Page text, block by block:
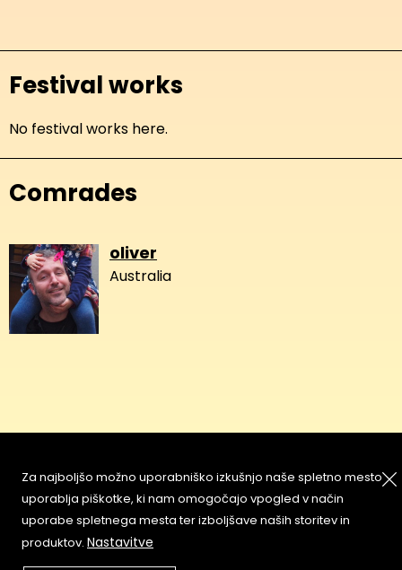
Festival works
No festival works here.
Comrades
oliver
Australia
Contact
Partners & Supporters
Terms & Conditions of
Service
Za najboljšo možno uporabniško izkušnjo naše spletno mesto
uporablja piškotke, ki nam omogočajo vpogled v način
uporabe spletnega mesta ter izboljšave naših storitev in
produktov. Nastavitve